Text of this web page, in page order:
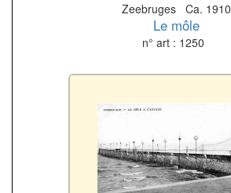
Zeebruges Ca. 1910
Le môle
n° art : 1250